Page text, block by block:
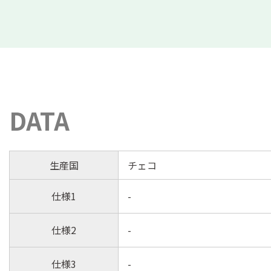
DATA
生産国 チェコ
仕様1 -
仕様2 -
仕様3 -